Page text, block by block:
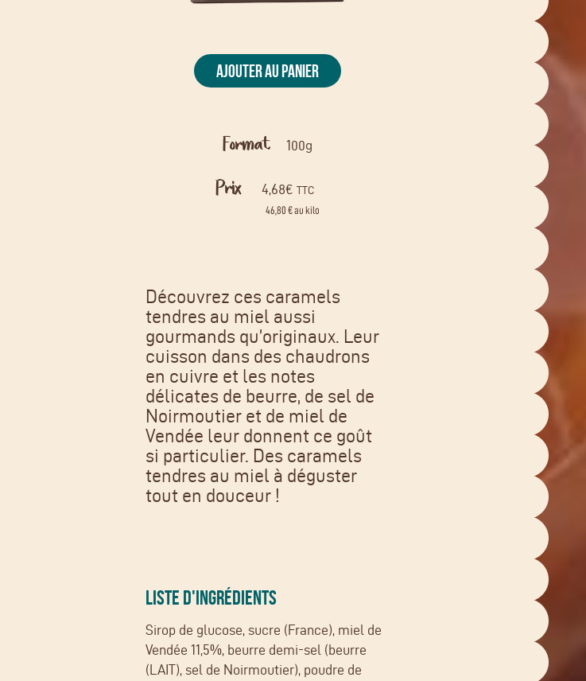
AJOUTER AU PANIER
Format 100g
Prix 4,68€ TTC
46,80 € au kilo
Découvrez ces caramels
tendres au miel aussi
gourmands qu’originaux. Leur
cuisson dans des chaudrons
en cuivre et les notes
délicates de beurre, de sel de
Noirmoutier et de miel de
Vendée leur donnent ce goût
si particulier. Des caramels
tendres au miel à déguster
tout en douceur !
LISTE D'INGRÉDIENTS
Sirop de glucose, sucre (France), miel de
Vendée 11,5%, beurre demi-sel (beurre
(LAIT), sel de Noirmoutier), poudre de